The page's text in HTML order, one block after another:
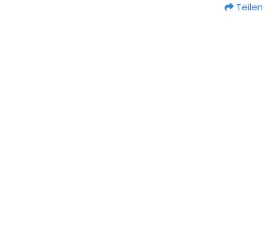
Teilen